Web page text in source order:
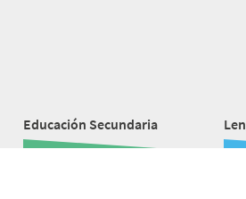
Educación Secundaria